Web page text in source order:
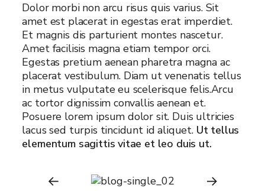
Dolor morbi non arcu risus quis varius. Sit
amet est placerat in egestas erat imperdiet.
Et magnis dis parturient montes nascetur.
Amet facilisis magna etiam tempor orci.
Egestas pretium aenean pharetra magna ac
placerat vestibulum. Diam ut venenatis tellus
in metus vulputate eu scelerisque felis.Arcu
ac tortor dignissim convallis aenean et.
Posuere lorem ipsum dolor sit. Duis ultricies
lacus sed turpis tincidunt id aliquet. Ut tellus
elementum sagittis vitae et leo duis ut.